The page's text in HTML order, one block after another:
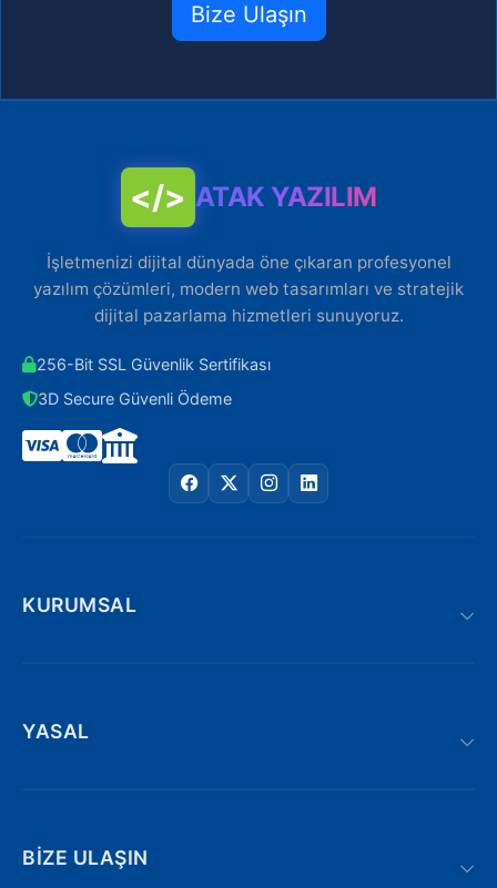
Bize Ulaşın
</> ATAK YAZILIM
İşletmenizi dijital dünyada öne çıkaran profesyonel
yazılım çözümleri, modern web tasarımları ve stratejik
dijital pazarlama hizmetleri sunuyoruz.
256-Bit SSL Güvenlik Sertifikası
3D Secure Güvenli Ödeme
KURUMSAL
YASAL
BIZE ULAŞIN